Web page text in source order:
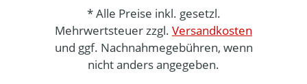
* Alle Preise inkl. gesetzl.
Mehrwertsteuer zzgl. Versandkosten
und ggf. Nachnahmegebühren, wenn
nicht anders angegeben.